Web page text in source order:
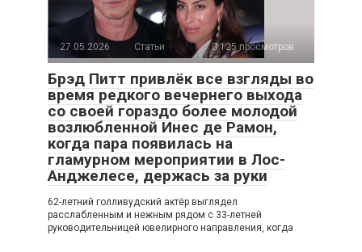
27.05.2026 Статьи 125 просмотров
Брэд Питт привлёк все взгляды во
время редкого вечернего выхода
со своей гораздо более молодой
возлюбленной Инес де Рамон,
когда пара появилась на
гламурном мероприятии в Лос-
Анджелесе, держась за руки
62-летний голливудский актёр выглядел
расслабленным и нежным рядом с 33-летней
руководительницей ювелирного направления, когда